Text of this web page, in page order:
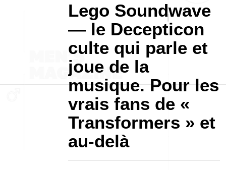
Lego Soundwave
— le Decepticon
culte qui parle et
joue de la
musique. Pour les
vrais fans de «
Transformers » et
au-delà